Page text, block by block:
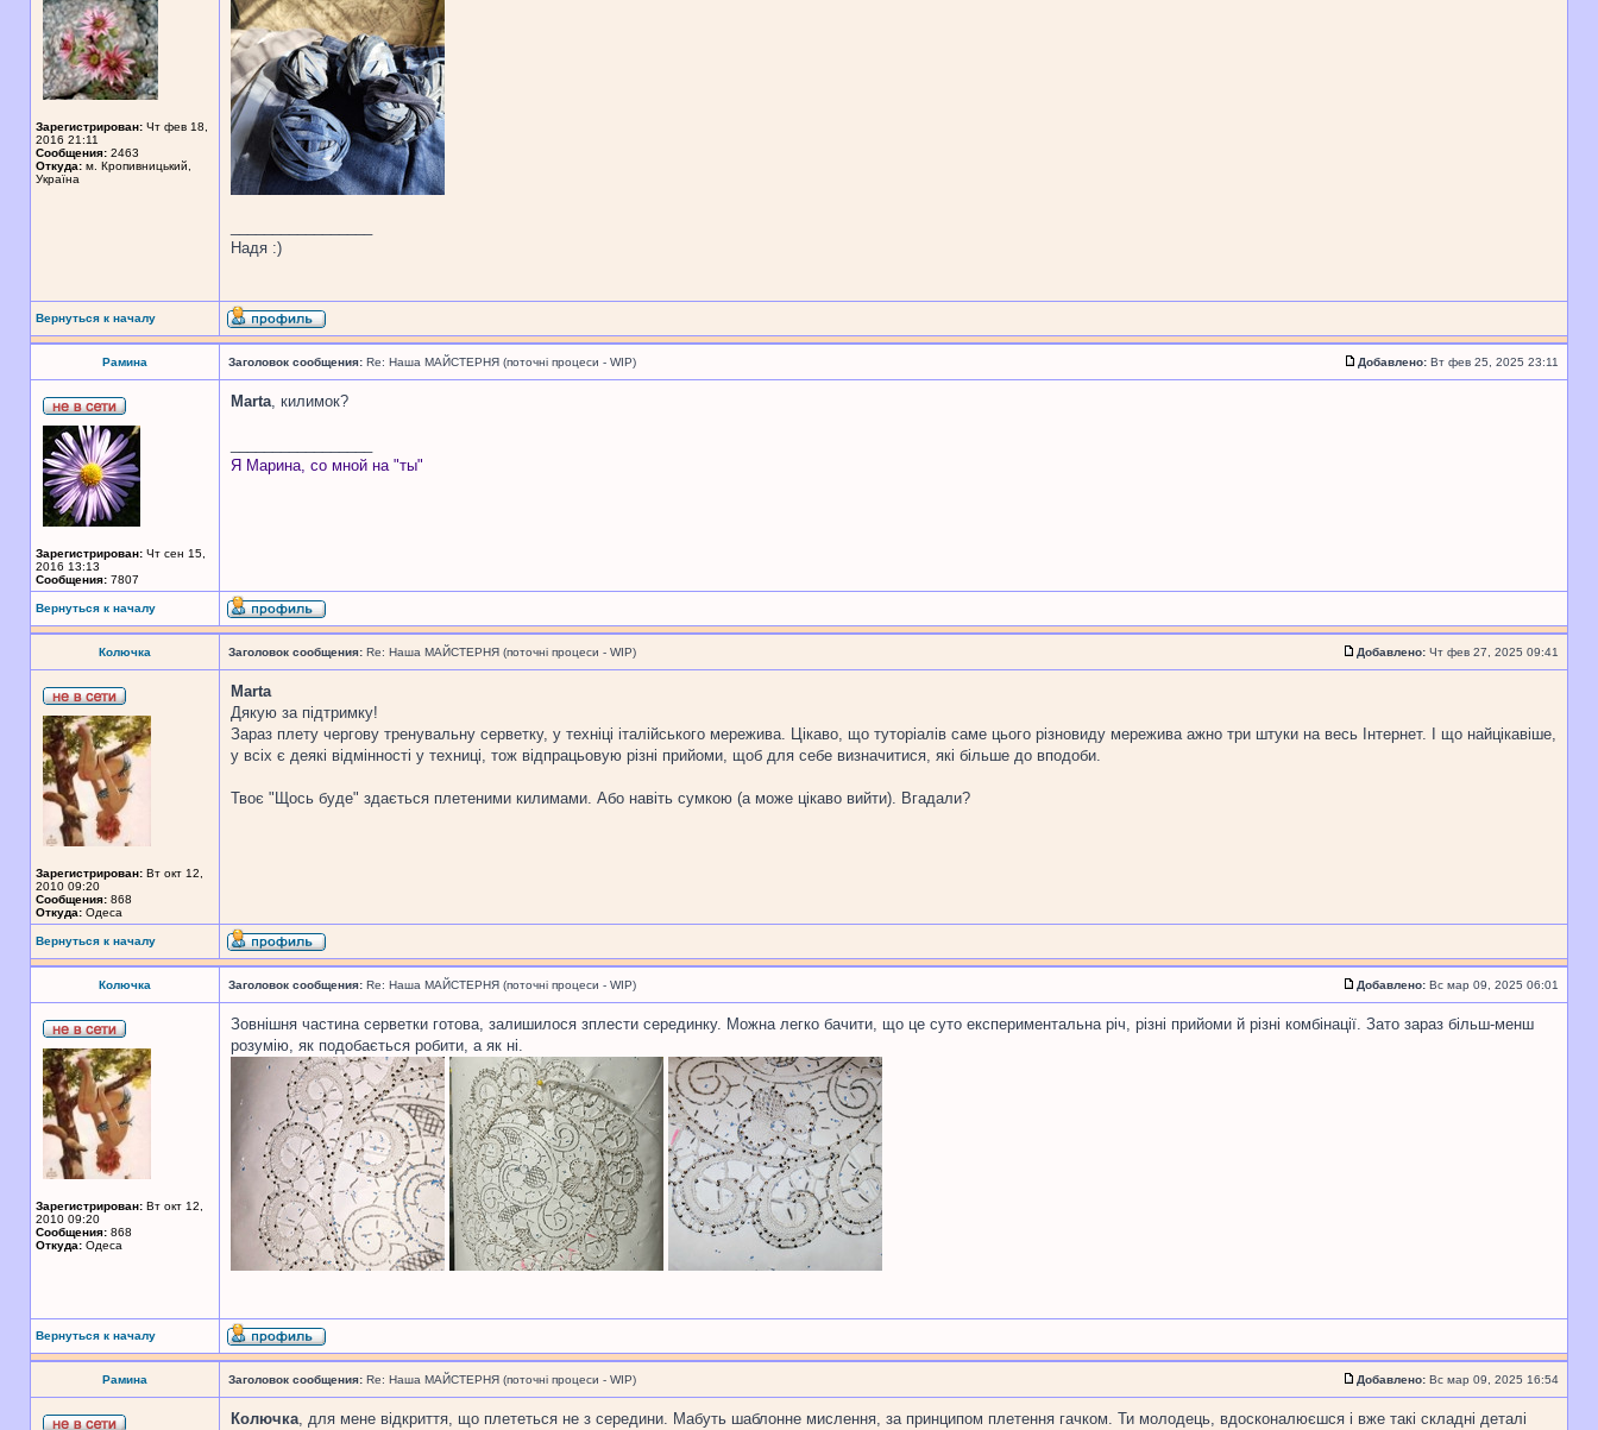
Зарегистрирован: Чт фев 18,
2016 21:11
Сообщения: 2463
Откуда: м. Кропивницький,
Україна
Надя :)
Вернуться к началу
Рамина Заголовок сообщения: Re: Наша МАЙСТЕРНЯ (поточні процеси - WIP) Добавлено: Вт фев 25, 2025 23:11
Зарегистрирован: Чт сен 15,
2016 13:13
Сообщения: 7807
Marta, килимок?
Я Марина, со мной на "ты"
Вернуться к началу
Колючка Заголовок сообщения: Re: Наша МАЙСТЕРНЯ (поточні процеси - WIP) Добавлено: Чт фев 27, 2025 09:41
Зарегистрирован: Вт окт 12,
2010 09:20
Сообщения: 868
Откуда: Одеса
Marta
Дякую за підтримку!
Зараз плету чергову тренувальну серветку, у техніці італійського мережива. Цікаво, що туторіалів саме цього різновиду мережива ажно три штуки на весь Інтернет. І що найцікавіше,
у всіх є деякі відмінності у техниці, тож відпрацьовую різні прийоми, щоб для себе визначитися, які більше до вподоби.
Твоє "Щось буде" здається плетеними килимами. Або навіть сумкою (а може цікаво вийти). Вгадали?
Вернуться к началу
Колючка Заголовок сообщения: Re: Наша МАЙСТЕРНЯ (поточні процеси - WIP) Добавлено: Вс мар 09, 2025 06:01
Зарегистрирован: Вт окт 12,
2010 09:20
Сообщения: 868
Откуда: Одеса
Зовнішня частина серветки готова, залишилося зплести серединку. Можна легко бачити, що це суто експериментальна річ, різні прийоми й різні комбінації. Зато зараз більш-менш
розумію, як подобається робити, а як ні.
Вернуться к началу
Рамина Заголовок сообщения: Re: Наша МАЙСТЕРНЯ (поточні процеси - WIP) Добавлено: Вс мар 09, 2025 16:54
Колючка, для мене відкриття, що плететься не з середини. Мабуть шаблонне мислення, за принципом плетення гачком. Ти молодець, вдосконалюєшся і вже такі складні деталі